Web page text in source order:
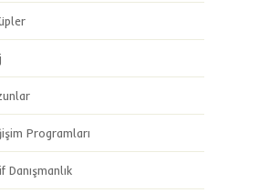
Programları
Danışmanlık